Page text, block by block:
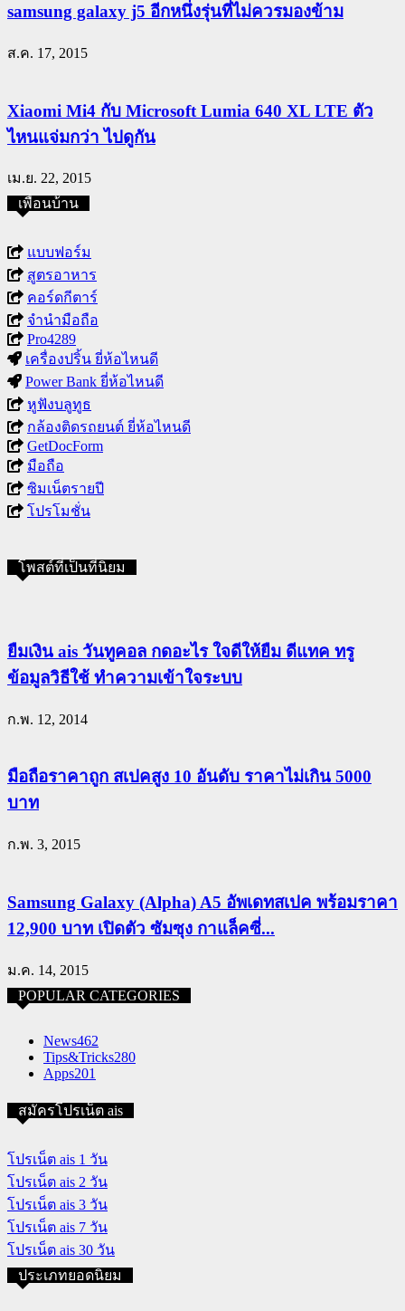
samsung galaxy j5 อีกหนึ่งรุ่นที่ไม่ควรมองข้าม
ส.ค. 17, 2015
Xiaomi Mi4 กับ Microsoft Lumia 640 XL LTE ตัว
ไหนแจ่มกว่า ไปดูกัน
เม.ย. 22, 2015
เพื่อนบ้าน
แบบฟอร์ม
สูตรอาหาร
คอร์ดกีตาร์
จำนำมือถือ
Pro4289
เครื่องปริ้น ยี่ห้อไหนดี
Power Bank ยี่ห้อไหนดี
หูฟังบลูทูธ
กล้องติดรถยนต์ ยี่ห้อไหนดี
GetDocForm
มือถือ
ซิมเน็ตรายปี
โปรโมชั่น
โพสต์ที่เป็นที่นิยม
ยืมเงิน ais วันทูคอล กดอะไร ใจดีให้ยืม ดีแทค ทรู
ข้อมูลวิธีใช้ ทำความเข้าใจระบบ
ก.พ. 12, 2014
มือถือราคาถูก สเปคสูง 10 อันดับ ราคาไม่เกิน 5000
บาท
ก.พ. 3, 2015
Samsung Galaxy (Alpha) A5 อัพเดทสเปค พร้อมราคา
12,900 บาท เปิดตัว ซัมซุง กาแล็คซี่...
ม.ค. 14, 2015
POPULAR CATEGORIES
News462
Tips&Tricks280
Apps201
สมัครโปรเน็ต ais
โปรเน็ต ais 1 วัน
โปรเน็ต ais 2 วัน
โปรเน็ต ais 3 วัน
โปรเน็ต ais 7 วัน
โปรเน็ต ais 30 วัน
ประเภทยอดนิยม